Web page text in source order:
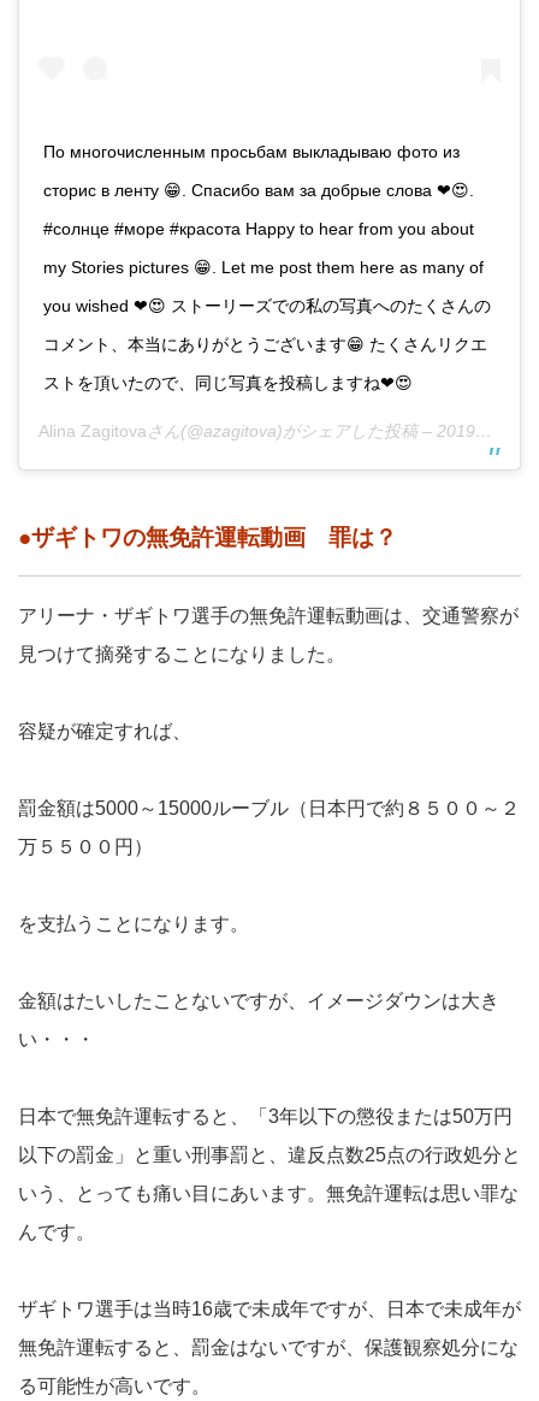
По многочисленным просьбам выкладываю фото из
сторис в ленту 😁. Спасибо вам за добрые слова ❤😍.
#солнце #море #красота Happy to hear from you about
my Stories pictures 😁. Let me post them here as many of
you wished ❤😍 ストーリーズでの私の写真へのたくさんの
コメント、本当にありがとうございます😁 たくさんリクエ
ストを頂いたので、同じ写真を投稿しますね❤😍
Alina Zagitovaさん(@azagitova)がシェアした投稿 – 2019年 5月月12日午前4時51分PDT
●ザギトワの無免許運転動画 罪は？
アリーナ・ザギトワ選手の無免許運転動画は、交通警察が
見つけて摘発することになりました。
容疑が確定すれば、
罰金額は5000～15000ルーブル（日本円で約８５００～２
万５５００円）
を支払うことになります。
金額はたいしたことないですが、イメージダウンは大き
い・・・
日本で無免許運転すると、「3年以下の懲役または50万円
以下の罰金」と重い刑事罰と、違反点数25点の行政処分と
いう、とっても痛い目にあいます。無免許運転は思い罪な
んです。
ザギトワ選手は当時16歳で未成年ですが、日本で未成年が
無免許運転すると、罰金はないですが、保護観察処分にな
る可能性が高いです。